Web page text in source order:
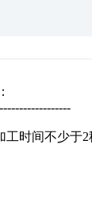
时间不少